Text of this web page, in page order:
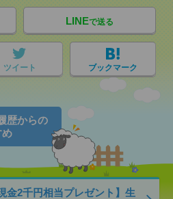
LINEで送る
ツイート ブックマーク
歴からの
め
金2千円相当プレゼント】生